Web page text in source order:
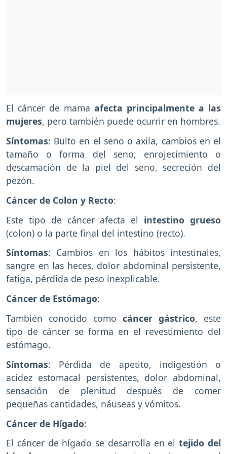
El cáncer de mama afecta principalmente a las
mujeres, pero también puede ocurrir en hombres.
Síntomas: Bulto en el seno o axila, cambios en el
tamaño o forma del seno, enrojecimiento o
descamación de la piel del seno, secreción del
pezón.
Cáncer de Colon y Recto:
Este tipo de cáncer afecta el intestino grueso
(colon) o la parte final del intestino (recto).
Síntomas: Cambios en los hábitos intestinales,
sangre en las heces, dolor abdominal persistente,
fatiga, pérdida de peso inexplicable.
Cáncer de Estómago:
También conocido como cáncer gástrico, este
tipo de cáncer se forma en el revestimiento del
estómago.
Síntomas: Pérdida de apetito, indigestión o
acidez estomacal persistentes, dolor abdominal,
sensación de plenitud después de comer
pequeñas cantidades, náuseas y vómitos.
Cáncer de Hígado:
El cáncer de hígado se desarrolla en el tejido del